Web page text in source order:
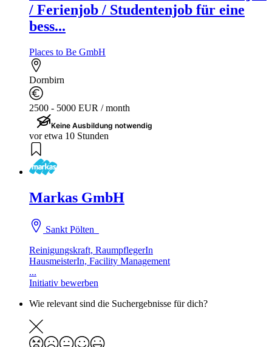
/ Ferienjob / Studentenjob für eine
bess...
Places to Be GmbH
Dornbirn
2500 - 5000 EUR / month
Keine Ausbildung notwendig
vor etwa 10 Stunden
Markas GmbH
Sankt Pölten
Reinigungskraft, RaumpflegerIn
HausmeisterIn, Facility Management
...
Initiativ bewerben
Wie relevant sind die Suchergebnisse für dich?